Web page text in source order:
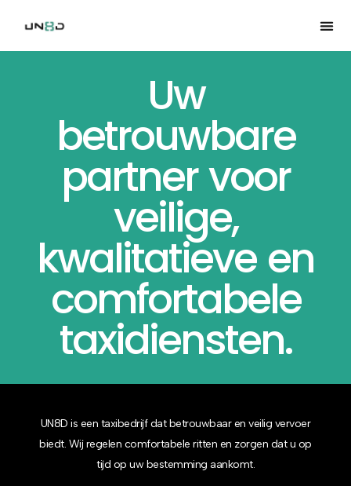
Uw
betrouwbare
partner voor
veilige,
kwalitatieve en
comfortabele
taxidiensten.
UN8D is een taxibedrijf dat betrouwbaar en veilig vervoer
biedt. Wij regelen comfortabele ritten en zorgen dat u op
tijd op uw bestemming aankomt.